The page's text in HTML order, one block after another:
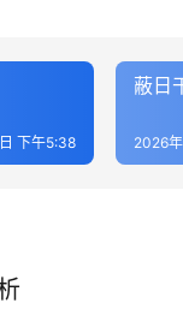
下午5:38
蔽日
2026